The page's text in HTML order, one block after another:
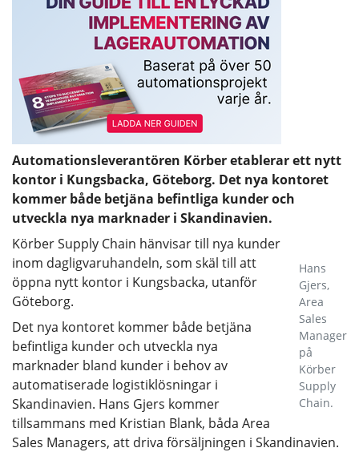
Automationsleverantören Körber etablerar ett nytt
kontor i Kungsbacka, Göteborg. Det nya kontoret
kommer både betjäna befintliga kunder och
utveckla nya marknader i Skandinavien.
Hans
Gjers,
Area
Sales
Manager
på
Körber
Supply
Chain.
Körber Supply Chain hänvisar till nya kunder
inom dagligvaruhandeln, som skäl till att
öppna nytt kontor i Kungsbacka, utanför
Göteborg.
Det nya kontoret kommer både betjäna
befintliga kunder och utveckla nya
marknader bland kunder i behov av
automatiserade logistiklösningar i
Skandinavien. Hans Gjers kommer
tillsammans med Kristian Blank, båda Area
Sales Managers, att driva försäljningen i Skandinavien.